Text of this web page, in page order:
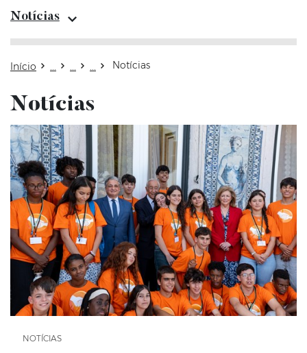
Notícias
Início Notícias
Notícias
Categoria Notícias
NOTÍCIAS